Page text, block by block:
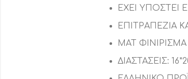
ΕΧΕΙ ΥΠΟΣΤΕΙ
ΕΠΙΤΡΑΠΕΖΙΑ
ΜΑΤ ΦΙΝΙΡΙΣΜΑ
ΔΙΑΣΤΑΣΕΙΣ: